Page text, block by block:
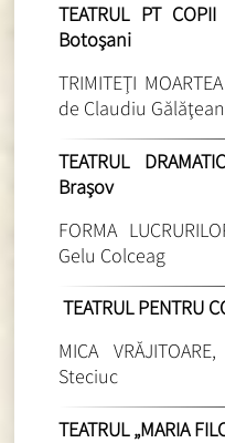
TEATRUL PT COPII
Botoşani
TRIMITEŢI
de Claudiu
TEATRUL
Braşov
FORMA
Gelu Colceag
TEATRUL PENTRU
MICA
Steciuc
TEATRUL „MARIA